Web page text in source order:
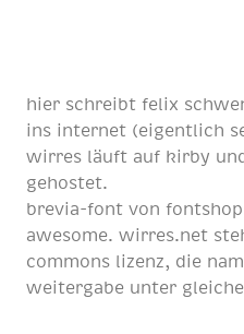
hier schreibt felix
ins internet (eigentlich
wirres läuft auf kirby
gehostet.
brevia-font von fontshop
awesome. wirres.net
commons lizenz, die
weitergabe unter